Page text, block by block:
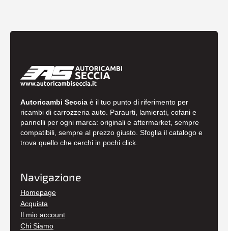
Autoricambi Seccia è il tuo punto di riferimento per
ricambi di carrozzeria auto. Paraurti, lamierati, cofani e
pannelli per ogni marca: originali e aftermarket, sempre
compatibili, sempre al prezzo giusto. Sfoglia il catalogo e
trova quello che cerchi in pochi click.
Navigazione
Homepage
Acquista
Il mio account
Chi Siamo